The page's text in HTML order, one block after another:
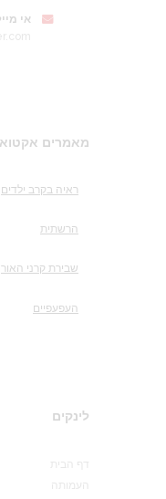
אי
מאמרים
ראיה בקרב ילדים
הרשתית
שבירת קרני האור
העפעפיים
לינקים
דף הבית
העמותה